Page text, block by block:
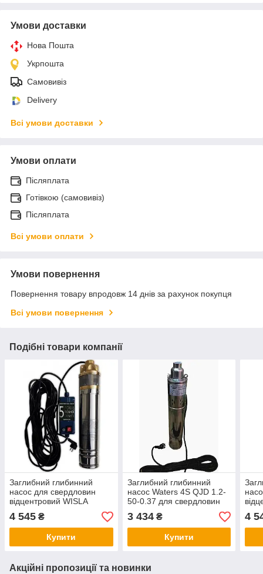
Умови доставки
Нова Пошта
Укрпошта
Самовивіз
Delivery
Всі умови доставки
Умови оплати
Післяплата
Готівкою (самовивіз)
Післяплата
Всі умови оплати
Умови повернення
Повернення товару впродовж 14 днів за рахунок покупця
Всі умови повернення
Подібні товари компанії
Заглибний глибинний
насос для свердловин
відцентровий WISLA
4SKM-100 — 0,75 кВт 5
ЛІТ ГАРАНТІЇ
4 545 ₴
Купити
Заглибний глибинний
насос Waters 4S QJD 1.2-
50-0.37 для свердловин
шнековий
3 434₴
Купити
ЛІТ
4
Акційні пропозиції та новинки